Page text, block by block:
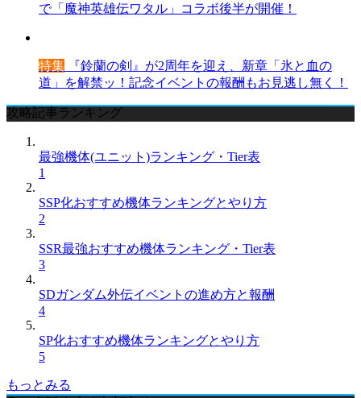
で「魔神英雄伝ワタル」コラボ後半が開催！
特集 『鈴蘭の剣』が2周年を迎え、新章「氷と血の
道」を解禁ッ！記念イベントの報酬もお見逃し無く！
攻略記事ランキング
最強機体(ユニット)ランキング・Tier表
1
SSP化おすすめ機体ランキングとやり方
2
SSR最強おすすめ機体ランキング・Tier表
3
SDガンダム外伝イベントの進め方と報酬
4
SP化おすすめ機体ランキングとやり方
5
もっとみる